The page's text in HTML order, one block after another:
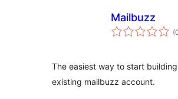
Mailbuzz
The easiest way to start
existing mailbuzz account.